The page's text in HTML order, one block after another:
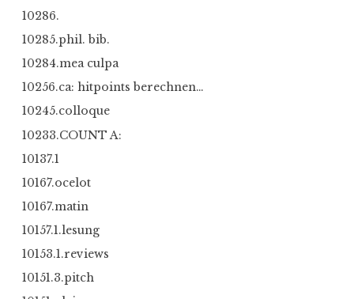
10286.
10285.phil. bib.
10284.mea culpa
10256.ca: hitpoints berechnen…
10245.colloque
10233.COUNT A:
10137.1
10167.ocelot
10167.matin
10157.1.lesung
10153.1.reviews
10151.3.pitch